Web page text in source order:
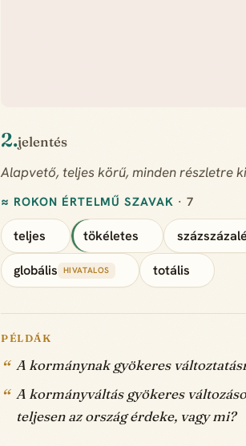
2.jelentés
Alapvető, teljes körű, minden részletre
≈ ROKON ÉRTELMŰ SZAVAK · 7
teljes tökéletes
globális HIVATALOS totális
PÉLDÁK
A kormánynak gyökeres
A kormányváltás gyökeres
teljesen az ország érdeke, vagy mi?